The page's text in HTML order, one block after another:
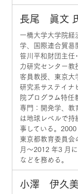
長尾 眞文
一橋大学大学院
学、国際連合貿易
笹川平和財団主
力研究センター
客員教授、東京
研究系サステイナ
院プログラム特任
専門：開発学、
は地球レベルで
事している。
東京都教育委員
月～2012 年3 月
などを務める。
小澤 伊久